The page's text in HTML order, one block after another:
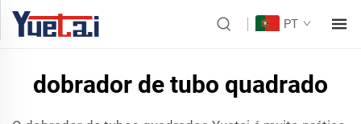
PT
dobrador de tubo quadrado